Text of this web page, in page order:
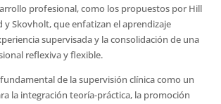
profesional, como los propuestos por Hill
y Skovholt, que enfatizan el aprendizaje
supervisada y la consolidación de una
reflexiva y flexible.
de la supervisión clínica como un
la integración teoría-práctica, la promoción